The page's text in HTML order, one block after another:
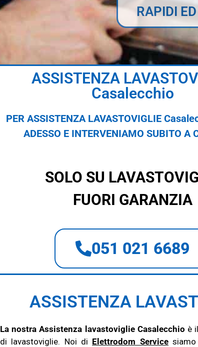
RAPIDI
ASSISTENZA
Casalecchio
PER ASSISTENZA LAVASTOVIGLIE
ADESSO E INTERVENIAMO SUBITO A
SOLO SU
FUORI GARANZIA
051 021 6689
ASSISTENZA
La nostra Assistenza lavastoviglie Casalecchio è
di lavastoviglie. Noi di Elettrodom Servicesiamo